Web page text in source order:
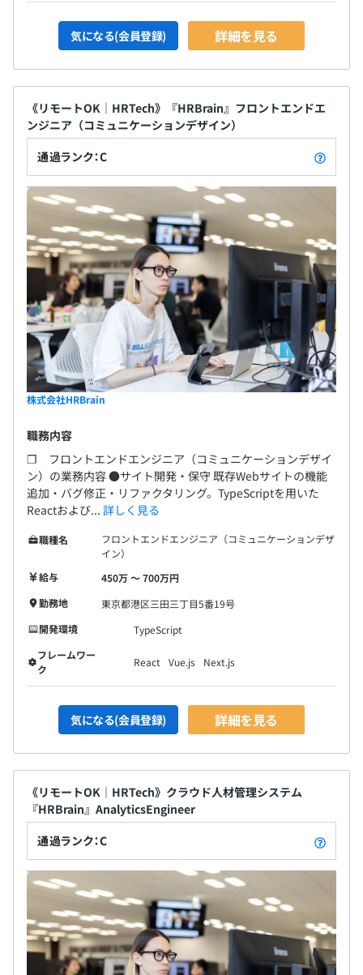
気になる(会員登録) 詳細を見る
《リモートOK｜HRTech》『HRBrain』フロントエンドエ
ンジニア（コミュニケーションデザイン）
通過ランク：C
株式会社HRBrain
職務内容
❐ フロントエンドエンジニア（コミュニケーションデザイ
ン）の業務内容 ●サイト開発・保守 既存Webサイトの機能
追加・バグ修正・リファクタリング。TypeScriptを用いた
Reactおよび... 詳しく見る
職種名
フロントエンドエンジニア（コミュニケーションデザ
イン）
給与
450万 〜 700万円
勤務地
東京都港区三田三丁目5番19号
開発環境
TypeScript
フレームワー
ク
React Vue.js Next.js
気になる(会員登録) 詳細を見る
《リモートOK｜HRTech》クラウド人材管理システム
『HRBrain』AnalyticsEngineer
通過ランク：C